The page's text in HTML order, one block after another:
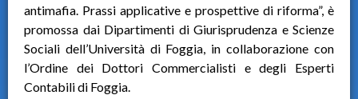
antimafia. Prassi applicative e prospettive di riforma”, è
promossa dai Dipartimenti di Giurisprudenza e Scienze
Sociali dell’Università di Foggia, in collaborazione con
l’Ordine dei Dottori Commercialisti e degli Esperti
Contabili di Foggia.